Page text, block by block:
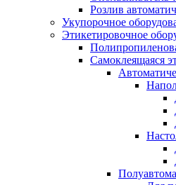
Розлив
Укупорочное
Этикетировочное
Самоклеящаяся